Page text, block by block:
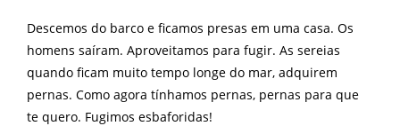
Descemos do barco e ficamos presas em uma casa. Os
homens saíram. Aproveitamos para fugir. As sereias
quando ficam muito tempo longe do mar, adquirem
pernas. Como agora tínhamos pernas, pernas para que
te quero. Fugimos esbaforidas!